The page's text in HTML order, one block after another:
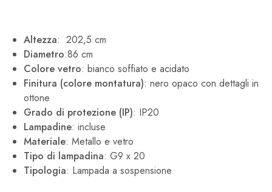
Altezza: 202,5 cm
Diametro:86 cm
Colore vetro: bianco soffiato e acidato
Finitura (colore montatura): nero opaco con dettagli in
ottone
Grado di protezione (IP): IP20
Lampadine: incluse
Materiale: Metallo e vetro
Tipo di lampadina: G9 x 20
Tipologia: Lampada a sospensione